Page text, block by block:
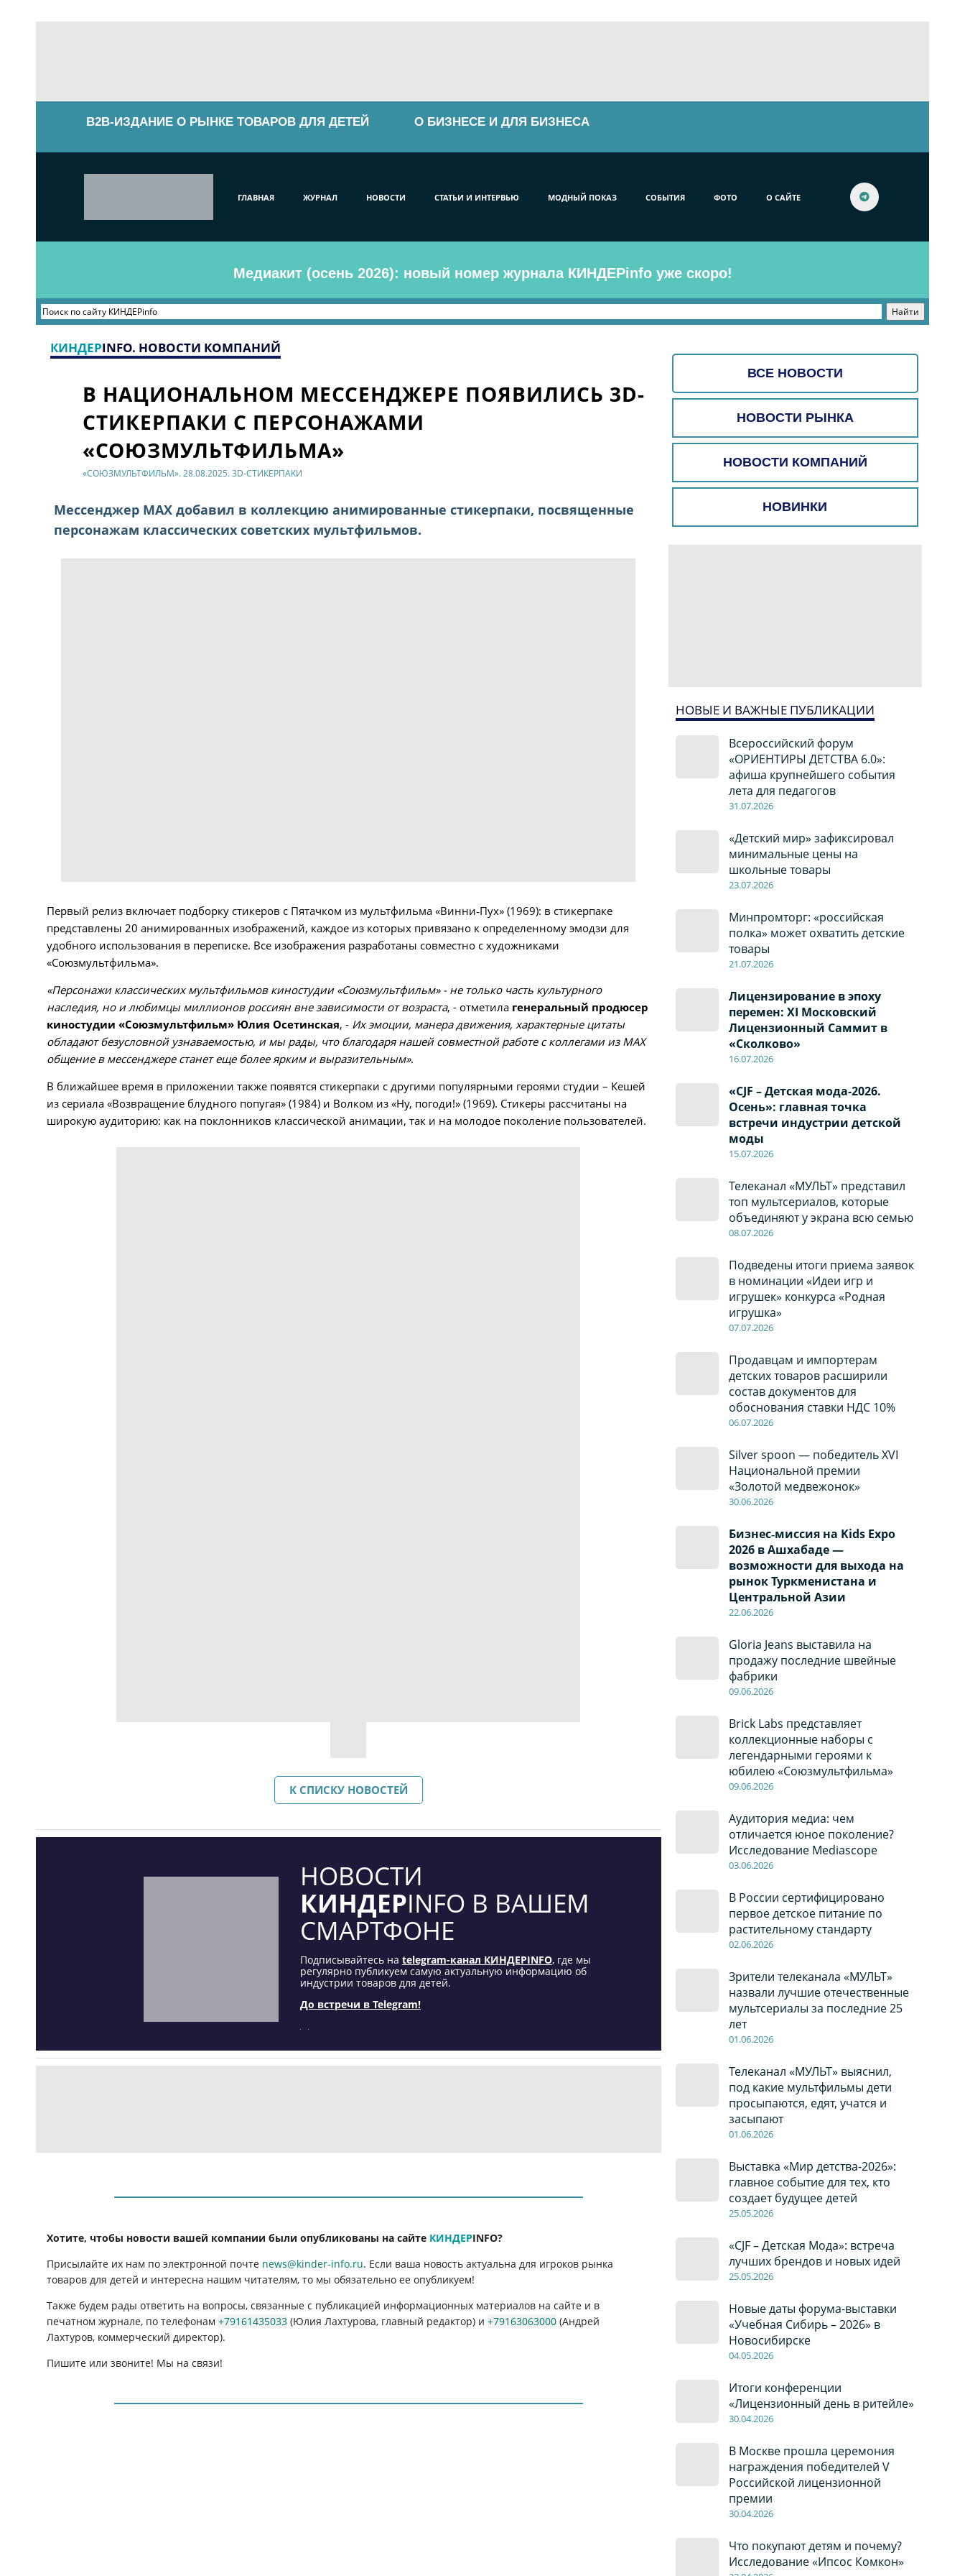
B2B-ИЗДАНИЕ О РЫНКЕ ТОВАРОВ ДЛЯ ДЕТЕЙ О БИЗНЕСЕ И ДЛЯ БИЗНЕСА
ГЛАВНАЯ ЖУРНАЛ НОВОСТИ СТАТЬИ И ИНТЕРВЬЮ МОДНЫЙ ПОКАЗ СОБЫТИЯ ФОТО О САЙТЕ
Медиакит (осень 2026): новый номер журнала КИНДЕРinfo уже скоро!
ВСЕ НОВОСТИ
НОВОСТИ РЫНКА
НОВОСТИ КОМПАНИЙ
НОВИНКИ
НОВЫЕ И ВАЖНЫЕ ПУБЛИКАЦИИ
Всероссийский форум
«ОРИЕНТИРЫ ДЕТСТВА 6.0»:
афиша крупнейшего события
лета для педагогов
31.07.2026
«Детский мир» зафиксировал
минимальные цены на
школьные товары
23.07.2026
Минпромторг: «российская
полка» может охватить детские
товары
21.07.2026
Лицензирование в эпоху
перемен: XI Московский
Лицензионный Саммит в
«Сколково»
16.07.2026
«CJF – Детская мода-2026.
Осень»: главная точка
встречи индустрии детской
моды
15.07.2026
Телеканал «МУЛЬТ» представил
топ мультсериалов, которые
объединяют у экрана всю семью
08.07.2026
Подведены итоги приема заявок
в номинации «Идеи игр и
игрушек» конкурса «Родная
игрушка»
07.07.2026
Продавцам и импортерам
детских товаров расширили
состав документов для
обоснования ставки НДС 10%
06.07.2026
Silver spoon — победитель XVI
Национальной премии
«Золотой медвежонок»
30.06.2026
Бизнес‑миссия на Kids Expo
2026 в Ашхабаде —
возможности для выхода на
рынок Туркменистана и
Центральной Азии
22.06.2026
Gloria Jeans выставила на
продажу последние швейные
фабрики
09.06.2026
Brick Labs представляет
коллекционные наборы с
легендарными героями к
юбилею «Союзмультфильма»
09.06.2026
Аудитория медиа: чем
отличается юное поколение?
Исследование Mediascope
03.06.2026
В России сертифицировано
первое детское питание по
растительному стандарту
02.06.2026
Зрители телеканала «МУЛЬТ»
назвали лучшие отечественные
мультсериалы за последние 25
лет
01.06.2026
Телеканал «МУЛЬТ» выяснил,
под какие мультфильмы дети
просыпаются, едят, учатся и
засыпают
01.06.2026
Выставка «Мир детства-2026»:
главное событие для тех, кто
создает будущее детей
25.05.2026
«CJF – Детская Мода»: встреча
лучших брендов и новых идей
25.05.2026
Новые даты форума-выставки
«Учебная Сибирь – 2026» в
Новосибирске
04.05.2026
Итоги конференции
«Лицензионный день в ритейле»
30.04.2026
В Москве прошла церемония
награждения победителей V
Российской лицензионной
премии
30.04.2026
Что покупают детям и почему?
Исследование «Ипсос Комкон»
КИНДЕРINFO. НОВОСТИ КОМПАНИЙ
В НАЦИОНАЛЬНОМ МЕССЕНДЖЕРЕ ПОЯВИЛИСЬ 3D-
СТИКЕРПАКИ С ПЕРСОНАЖАМИ
«СОЮЗМУЛЬТФИЛЬМА»
«СОЮЗМУЛЬТФИЛЬМ». 28.08.2025. 3D-СТИКЕРПАКИ
Мессенджер МАХ добавил в коллекцию анимированные стикерпаки, посвященные
персонажам классических советских мультфильмов.
Первый релиз включает подборку стикеров с Пятачком из мультфильма «Винни‑Пух» (1969): в стикерпаке
представлены 20 анимированных изображений, каждое из которых привязано к определенному эмодзи для
удобного использования в переписке. Все изображения разработаны совместно с художниками
«Союзмультфильма».
«Персонажи классических мультфильмов киностудии «Союзмультфильм» - не только часть культурного
наследия, но и любимцы миллионов россиян вне зависимости от возраста, - отметила генеральный продюсер
киностудии «Союзмультфильм» Юлия Осетинская, - Их эмоции, манера движения, характерные цитаты
обладают безусловной узнаваемостью, и мы рады, что благодаря нашей совместной работе с коллегами из MAX
общение в мессенджере станет еще более ярким и выразительным».
В ближайшее время в приложении также появятся стикерпаки с другими популярными героями студии – Кешей
из сериала «Возвращение блудного попугая» (1984) и Волком из «Ну, погоди!» (1969). Стикеры рассчитаны на
широкую аудиторию: как на поклонников классической анимации, так и на молодое поколение пользователей.
К СПИСКУ НОВОСТЕЙ
НОВОСТИ
КИНДЕРINFO В ВАШЕМ
СМАРТФОНЕ
Подписывайтесь на telegram-канал КИНДЕРINFO, где мы
регулярно публикуем самую актуальную информацию об
индустрии товаров для детей.
До встречи в Telegram!
Хотите, чтобы новости вашей компании были опубликованы на сайте КИНДЕРINFO?
Присылайте их нам по электронной почте news@kinder-info.ru. Если ваша новость актуальна для игроков рынка
товаров для детей и интересна нашим читателям, то мы обязательно ее опубликуем!
Также будем рады ответить на вопросы, связанные с публикацией информационных материалов на сайте и в
печатном журнале, по телефонам+79161435033 (Юлия Лахтурова, главный редактор) и+79163063000 (Андрей
Лахтуров, коммерческий директор).
Пишите или звоните! Мы на связи!